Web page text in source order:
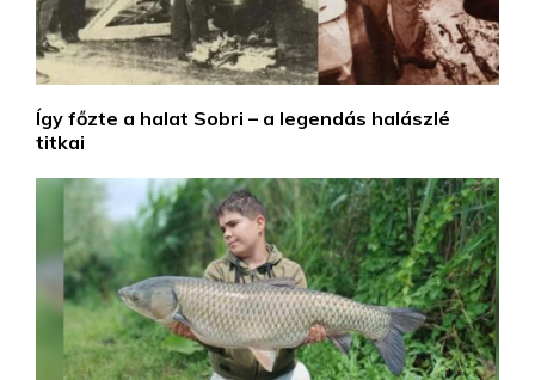
Így főzte a halat Sobri – a legendás halászlé
titkai